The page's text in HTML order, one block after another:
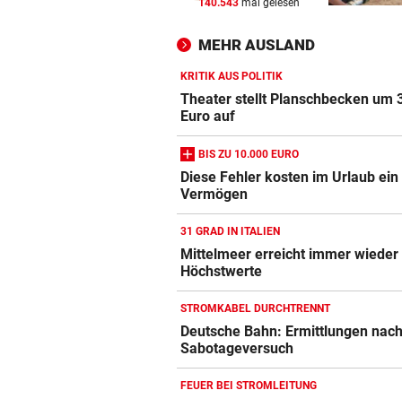
WANDERER AUSGEFLOGEN vor
Dramatik im Valser Tal
IN GREENSBORO vor
Straka verpasst bei PGA-
den Cut vorzeitig
SCHRIEB WM-GESCHICHTE vor 7
Bayern kassiert Millionen –
Transfer-Clou
140.543 mal gelesen
MEHR AUSLAND
KRITIK AUS POLITIK
Theater stellt Planschbecken um
Euro auf
BIS ZU 10.000 EURO
Diese Fehler kosten im Urlaub ein
Vermögen
31 GRAD IN ITALIEN
Mittelmeer erreicht immer wieder
Höchstwerte
STROMKABEL DURCHTRENNT
Deutsche Bahn: Ermittlungen nach
Sabotageversuch
FEUER BEI STROMLEITUNG